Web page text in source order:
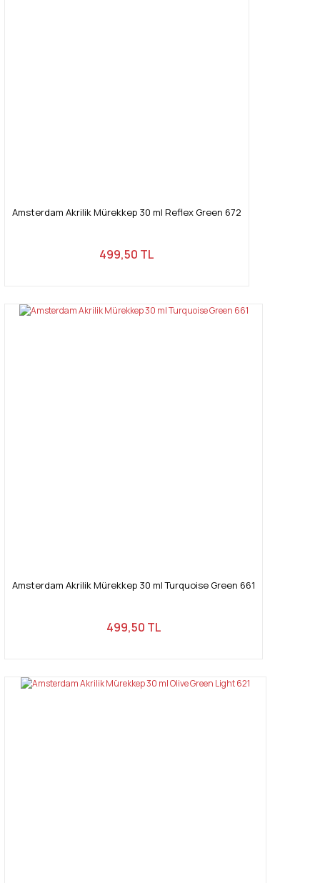
Amsterdam Akrilik Mürekkep 30 ml Reflex Green 672
499,50 TL
Amsterdam Akrilik Mürekkep 30 ml Turquoise Green 661
499,50 TL